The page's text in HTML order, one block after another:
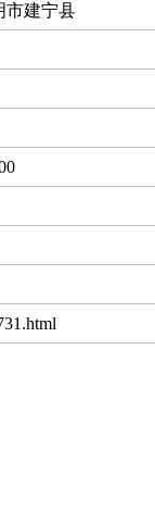
市建宁县